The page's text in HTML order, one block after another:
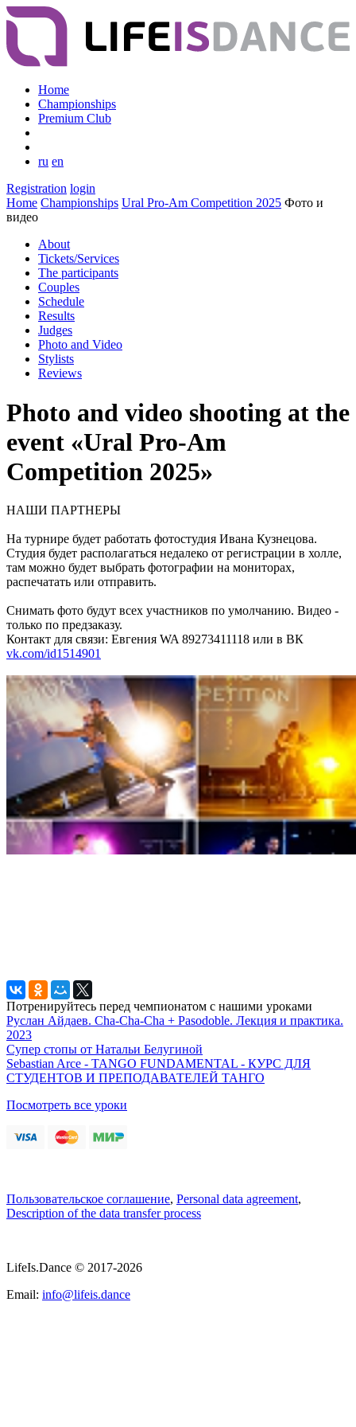
Home
Championships
Premium Club
ru en
Registration login
Home Championships Ural Pro-Am Competition 2025 Фото и
видео
About
Tickets/Services
The participants
Couples
Schedule
Results
Judges
Photo and Video
Stylists
Reviews
Photo and video shooting at the
event «Ural Pro-Am
Competition 2025»
НАШИ ПАРТНЕРЫ
На турнире будет работать фотостудия Ивана Кузнецова.
Студия будет располагаться недалеко от регистрации в холле,
там можно будет выбрать фотографии на мониторах,
распечатать или отправить.
Снимать фото будут всех участников по умолчанию. Видео -
только по предзаказу.
Контакт для связи: Евгения WA 89273411118 или в ВК
vk.com/id1514901
Потренируйтесь перед чемпионатом с нашими уроками
Руслан Айдаев. Cha-Cha-Cha + Pasodoble. Лекция и практика.
2023
Супер стопы от Натальи Белугиной
Sebastian Arce - TANGO FUNDAMENTAL - КУРС ДЛЯ
СТУДЕНТОВ И ПРЕПОДАВАТЕЛЕЙ ТАНГО
Посмотреть все уроки
Пользовательское соглашение, Personal data agreement,
Description of the data transfer process
LifeIs.Dance © 2017-2026
Email: info@lifeis.dance